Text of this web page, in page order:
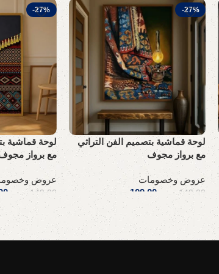
-27%
لوحة قماشية بتصميم الفن التراثي
مع برواز مجوف
عروض وخصومات
149,00 ر.س 109,00 ر.س
إضافة إلى السلة
-27%
لوحة قماشية
مع برواز
عروض
149,00 ر.س
إضافة إلى السلة